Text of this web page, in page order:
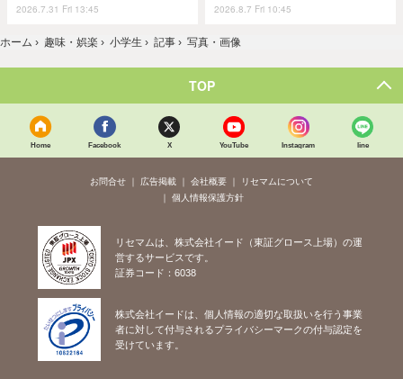
2026.7.31 Fri 13:45 2026.8.7 Fri 10:45
ホーム › 趣味・娯楽 › 小学生 › 記事 › 写真・画像
TOP
Home Facebook X YouTube Instagram line
お問合せ 広告掲載 会社概要
リセマムについて
個人情報保護方針
リセマムは、株式会社イード（東証グロース上場）の運
営するサービスです。
証券コード：6038
株式会社イードは、個人情報の適切な取扱いを行う事業
者に対して付与されるプライバシーマークの付与認定を
受けています。